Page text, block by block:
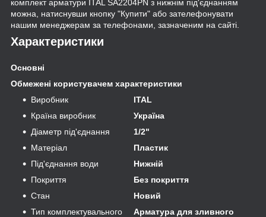
комплект арматури ITAL SA2204PN з нижнім під'єднанням
можна, натиснувши кнопку "Купити" або зателефонувати
нашим менеджерам за телефонами, зазначеним на сайті.
Характеристики
Основні
Обмежені користувачем характеристики
Виробник
ITAL
Країна виробник
Україна
Діаметр під'єднання
1/2"
Матеріал
Пластик
Під'єднання води
Нижній
Покриття
Без покриття
Стан
Новий
Тип комплектувального
Арматура для зливного